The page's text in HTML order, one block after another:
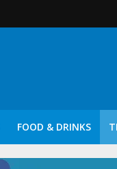
FOOD & DRINKS